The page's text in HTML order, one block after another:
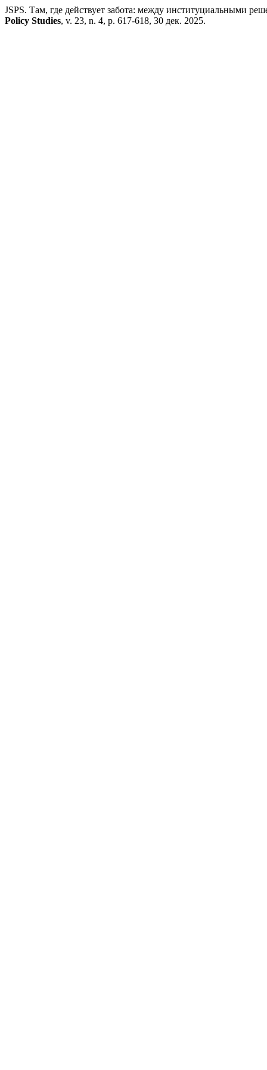
JSPS. Там, где действует забота: между институциальными
Policy Studies, v. 23, n. 4, p. 617-618, 30 дек. 2025.